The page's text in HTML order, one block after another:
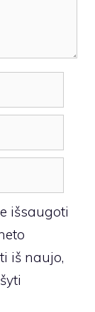
išsaugoti
iš naujo,